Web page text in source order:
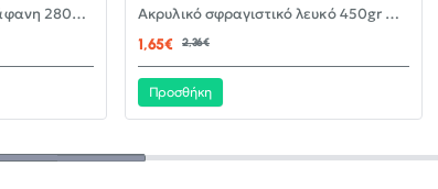
-30%Αντιμουχλική σιλικόνη διάφανη 280ml KLEBER
-30%Ακρυλικό σφραγιστικό λευκό 450gr KLEBER
1,65€
2,36€
Προσθήκη